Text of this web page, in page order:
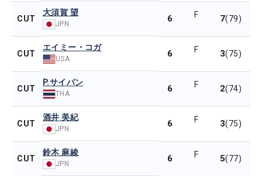
CUT
大須賀 望
JPN 6 F 7(79)
CUT
エイミー・コガ
USA 6 F 3(75)
CUT
P.サイパン
THA 6 F 2(74)
CUT
酒井 美紀
JPN 6 F 3(75)
CUT
鈴木 麻綾
JPN 6 F 5(77)